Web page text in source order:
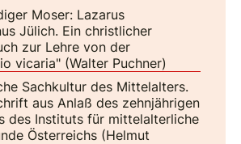
Moser: Lazarus
Jülich. Ein christlicher
zur Lehre von der
vicaria" (Walter Puchner)
Sachkultur des Mittelalters.
aus Anlaß des zehnjährigen
des Instituts für mittelalterliche
Österreichs (Helmut